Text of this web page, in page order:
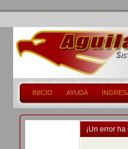
INICIO AYUDA
¡Un error